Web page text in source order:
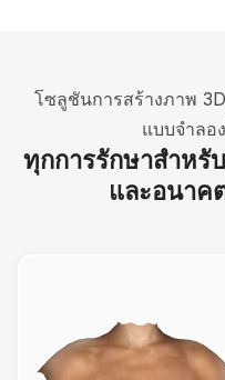
โซลูชันการสร้างภาพ
แบบจำลอ
ทุกการรักษาสำหรั
และอนา